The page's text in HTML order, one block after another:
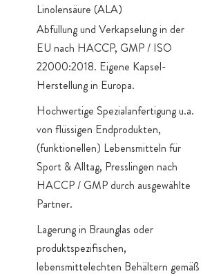
Linolensäure (ALA)
Abfüllung und Verkapselung in der
EU nach HACCP, GMP / ISO
22000:2018. Eigene Kapsel-
Herstellung in Europa.
Hochwertige Spezialanfertigung u.a.
von flüssigen Endprodukten,
(funktionellen) Lebensmitteln für
Sport & Alltag, Presslingen nach
HACCP / GMP durch ausgewählte
Partner.
Lagerung in Braunglas oder
produktspezifischen,
lebensmittelechten Behältern gemäß